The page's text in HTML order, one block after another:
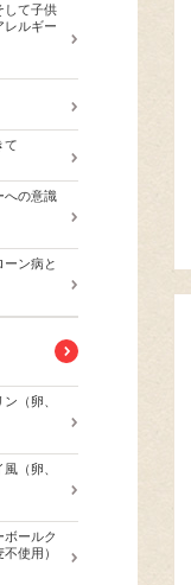
して子供
レルギー
て
への意識
ーン病と
（卵、
（卵、
ボールク
使用）